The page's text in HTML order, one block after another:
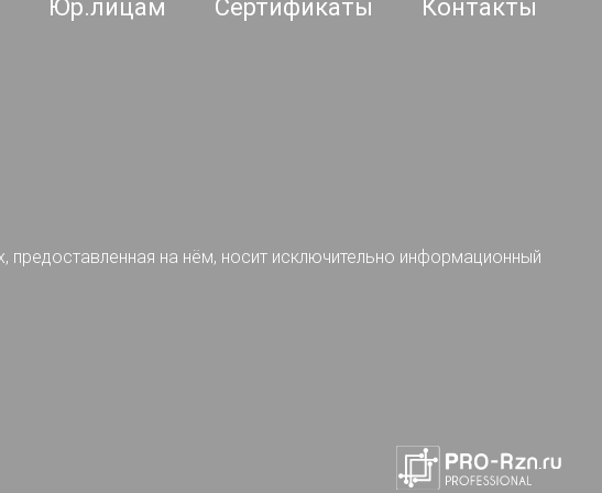
Юр.лицам Сертификаты Контакты
на нём, носит исключительно информационный